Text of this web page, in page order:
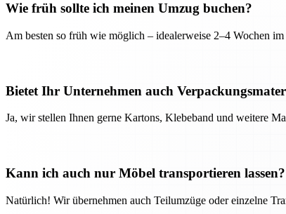
Wie früh sollte ich meinen Umzug buchen?
Am besten so früh wie möglich – idealerweise 2–4 Wochen
Bietet Ihr Unternehmen auch
Ja, wir stellen Ihnen gerne Kartons, Klebeband und weitere
Kann ich auch nur Möbel transportieren lassen?
Natürlich! Wir übernehmen auch Teilumzüge oder einzelne